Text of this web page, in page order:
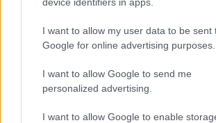
I want to allow my user data to be sent
Google for online advertising purposes.
I want to allow Google to send me
personalized advertising.
I want to allow Google to enable
Italian manicure: la tecnica di manicure
ALIMENTAZIONE